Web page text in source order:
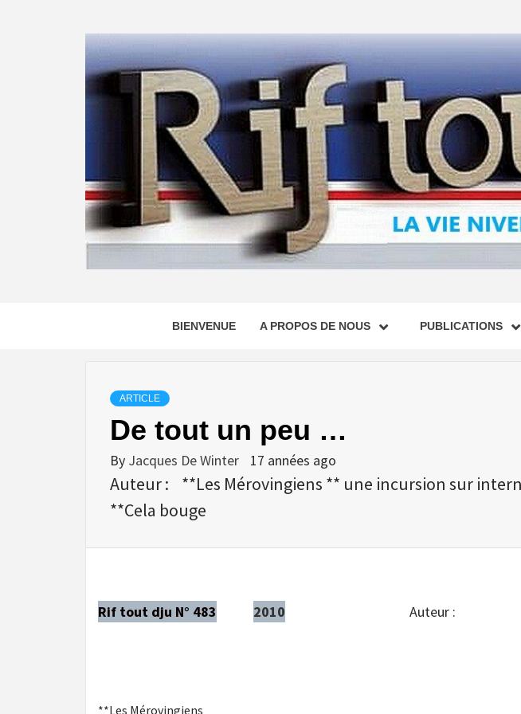
BIENVENUE A PROPOS DE NOUS PUBLICATIONS
ARTICLE
De tout un peu …
By Jacques De Winter 17 années ago
Auteur : **Les Mérovingiens ** une incursion sur
**Cela bouge
Rif tout dju N° 483 2010 Auteur :
**Les Mérovingiens